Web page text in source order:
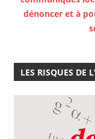
dénoncer et à
LES RISQUES DE